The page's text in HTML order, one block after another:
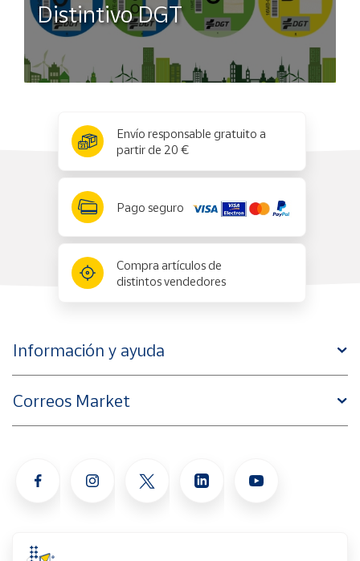
Distintivo DGT
Envío responsable gratuito a
partir de 20 €
Pago seguro
Compra artículos de
distintos vendedores
Información y ayuda
Correos Market